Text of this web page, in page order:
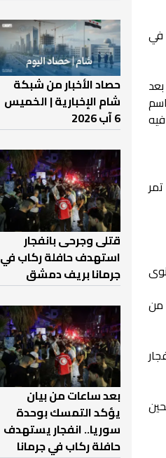
في
من
حصاد الأخبار من شبكة
شام الإخبارية | الخميس
6 آب 2026
قتلى وجرحى بانفجار
استهدف حافلة ركاب في
جرمانا بريف دمشق
بعد ساعات من بيان
يؤكد التمسك بوحدة
سوريا.. انفجار يستهدف
حافلة ركاب في جرمانا